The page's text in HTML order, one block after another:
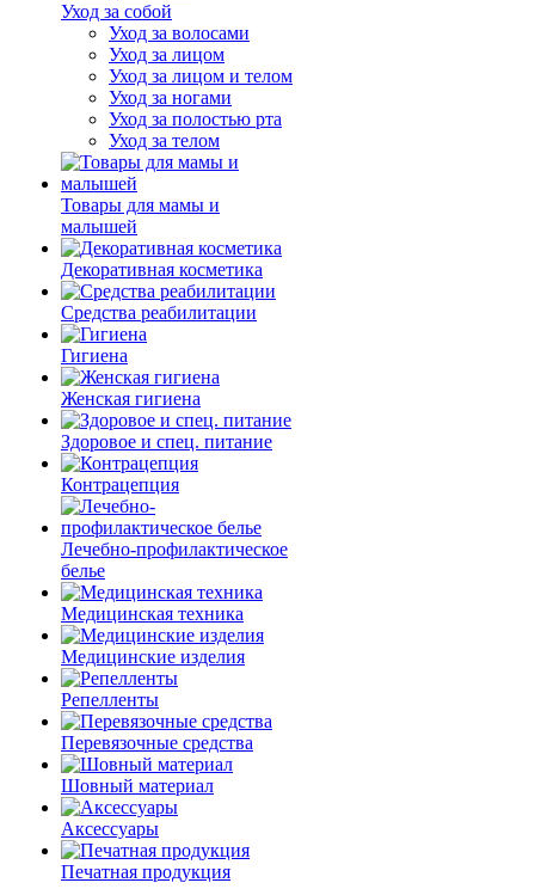
Уход за собой
Уход за волосами
Уход за лицом
Уход за лицом и телом
Уход за ногами
Уход за полостью рта
Уход за телом
Товары для мамы и
малышей
Декоративная косметика
Средства реабилитации
Гигиена
Женская гигиена
Здоровое и спец. питание
Контрацепция
Лечебно-профилактическое
белье
Медицинская техника
Медицинские изделия
Репелленты
Перевязочные средства
Шовный материал
Аксессуары
Печатная продукция